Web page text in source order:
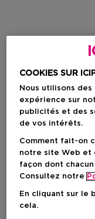
COOKIES SUR
Nous utilisons
expérience sur
publicités et des
de vos intérêts.
Comment fait-on
notre site Web et
façon dont
Consultez notre
En cliquant sur le
cela.